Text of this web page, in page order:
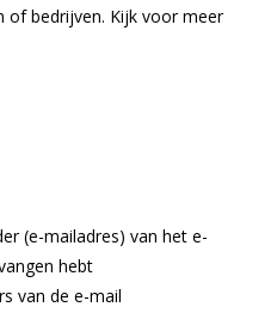
of bedrijven. Kijk voor meer
(e-mailadres) van het e-
hebt
van de e-mail